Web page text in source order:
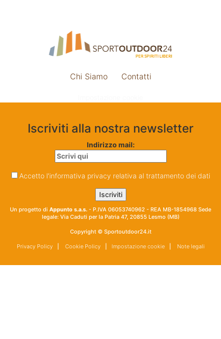
Chi Siamo Contatti
Iscriviti alla nostra newsletter
Indirizzo mail:
Accetto l'informativa privacy relativa al trattamento dei dati
Un progetto di Appunto s.a.s. - P.IVA 06053740962 - REA MB-1854968 Sede
legale: Via Caduti per la Patria 47, 20855 Lesmo (MB)
Copyright © Sportoutdoor24.it
Privacy Policy| Cookie Policy| Impostazione cookie| Note legali